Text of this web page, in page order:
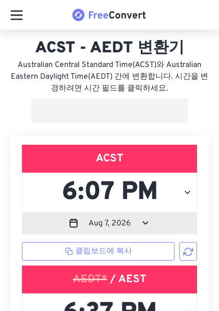
ACST - AEDT 변환기
Australian Central Standard Time(ACST)와 Australian
Eastern Daylight Time(AEDT) 간에 변환합니다. 시간을 변
경하려면 시간 필드를 클릭하세요.
ACST
클립보드에 복사
AEDT* / AEST